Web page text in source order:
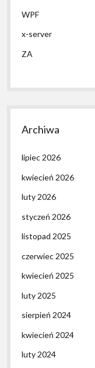
WPF
x-server
ZA
Archiwa
lipiec 2026
kwiecień 2026
luty 2026
styczeń 2026
listopad 2025
czerwiec 2025
kwiecień 2025
luty 2025
sierpień 2024
kwiecień 2024
luty 2024